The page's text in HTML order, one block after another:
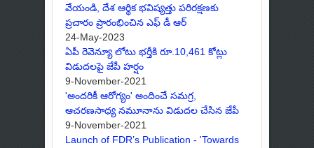
వేయండి, దేశ ఆర్థిక భవిష్యత్తు పరిరక్షణకు
ప్రచారం ప్రారంభించిన ఎఫ్ డీ ఆర్
24-May-2023
ఏపీ రెవెన్యూ లోటు భర్తీకి రూ.10,461 కోట్లు
విడుదలపై జేపీ హర్షం
9-November-2021
'అందరికీ ఆరోగ్యం' అందించే సమగ్ర,
ఆచరణసాధ్య నమూనాను విడుదల చేసిన జేపీ
9-November-2021
Launch of FDR’s Publication - 'Towards